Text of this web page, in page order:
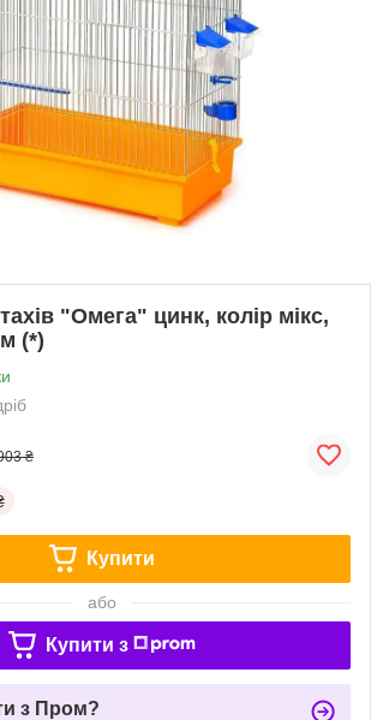
"Омега" цинк, колір мікс,
(*)
₴
Купити
або
Купити з
з Пром?